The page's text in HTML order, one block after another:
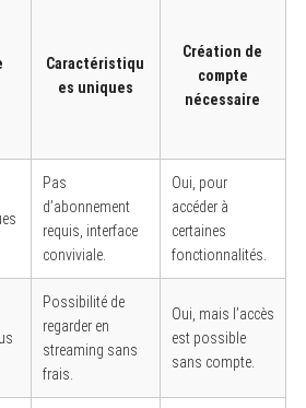
Caractéristiqu
es uniques
Création de
compte
nécessaire
Pas
d’abonnement
requis, interface
conviviale.
Oui, pour
accéder à
certaines
fonctionnalités.
Possibilité de
regarder en
streaming sans
frais.
Oui, mais l’accès
est possible
sans compte.